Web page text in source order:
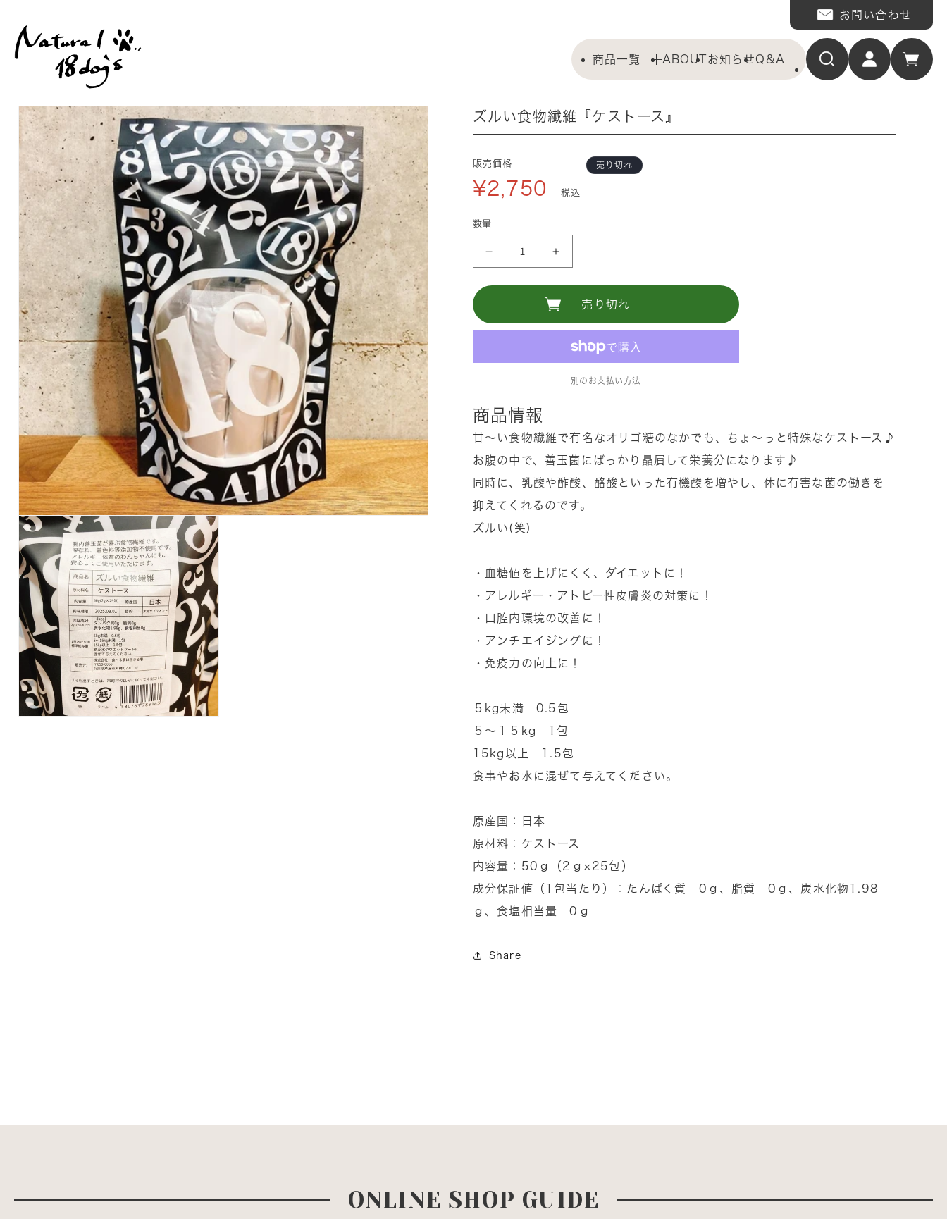
進む
お問い合わせ
商品一覧 ABOUTお知らせQ&A
商品情
報にス
キップ
モ
ー
ダ
ル
で
デ
ィ
ア
(1)
開
く
ズルい食物繊維『ケストース』
販売価格
¥2,750 税込
売り切れ
数量
ス
ト
ス』
の
数
量
ら
す
ズ
い
ト
ス』
の
数
す
売り切れ
別のお支払い方法
商品情報
甘〜い食物繊維で有名なオリゴ糖のなかでも、ちょ〜っと特殊なケストース♪
お腹の中で、善玉菌にばっかり贔屓して栄養分になります♪
同時に、乳酸や酢酸、酪酸といった有機酸を増やし、体に有害な菌の働きを
抑えてくれるのです。
ズルい(笑)
・血糖値を上げにくく、ダイエットに！
・アレルギー・アトピー性皮膚炎の対策に！
・口腔内環境の改善に！
・アンチエイジングに！
・免疫力の向上に！
５kg未満 0.5包
５〜１５kg 1包
15kg以上 1.5包
食事やお水に混ぜて与えてください。
原産国：日本
原材料：ケストース
内容量：50ｇ（2ｇ×25包）
成分保証値（1包当たり）：たんぱく質 0ｇ、脂質 0ｇ、炭水化物1.98
ｇ、食塩相当量 0ｇ
Share
ONLINE SHOP GUIDE